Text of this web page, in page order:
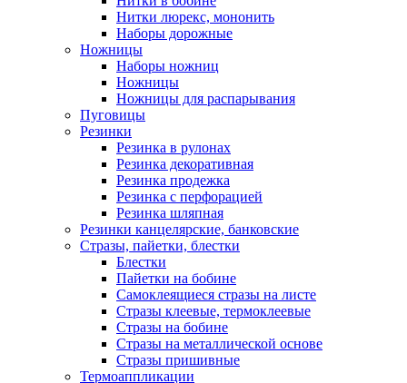
Нитки люрекс, мононить
Наборы дорожные
Ножницы
Наборы ножниц
Ножницы
Ножницы для распарывания
Пуговицы
Резинки
Резинка в рулонах
Резинка декоративная
Резинка продежка
Резинка с перфорацией
Резинка шляпная
Резинки канцелярские, банковские
Стразы, пайетки, блестки
Блестки
Пайетки на бобине
Самоклеящиеся стразы на листе
Стразы клеевые, термоклеевые
Стразы на бобине
Стразы на металлической основе
Стразы пришивные
Термоаппликации